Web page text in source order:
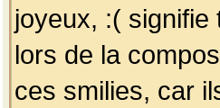
joyeux, :(
lors de la
ces smilies, car